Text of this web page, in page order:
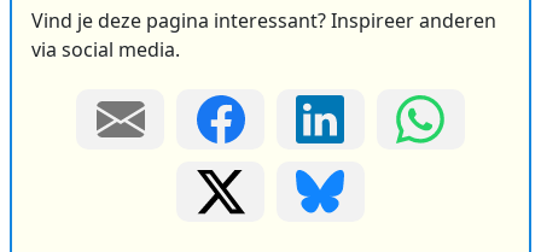
Vind je deze pagina interessant? Inspireer anderen
via social media.